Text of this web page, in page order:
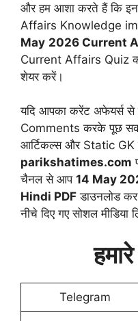
और हम आशा करते हैं कि
Affairs Knowledge
May 2026 Current
Current Affairs Quiz
शेयर करें।
यदि आपका करेंट अफेयर्स से
Comments करके पूछ
आर्टिकल्स और Static GK
parikshatimes.com
चैनल से आप 14 May
Hindi PDF डाउनलोड
नीचे दिए गए सोशल
Telegram